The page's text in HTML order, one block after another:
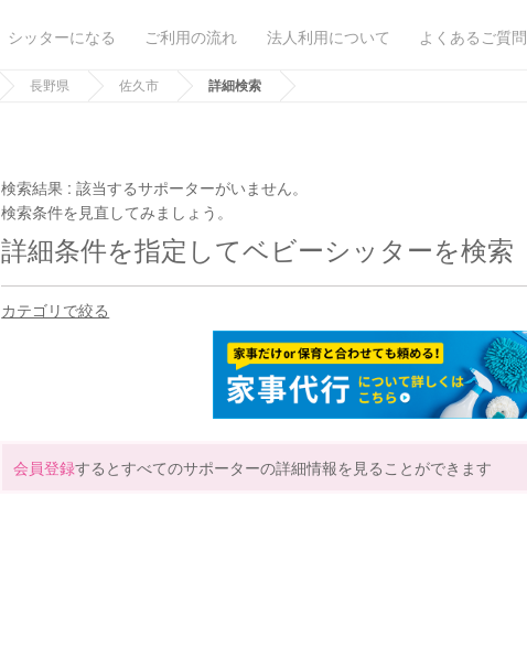
シッターになる ご利用の流れ 法人利用について よくあるご質問
長野県 佐久市 詳細検索
検索結果 :該当するサポーターがいません。
検索条件を見直してみましょう。
詳細条件を指定してベビーシッターを検索
カテゴリで絞る
会員登録するとすべてのサポーターの詳細情報を見ることができます